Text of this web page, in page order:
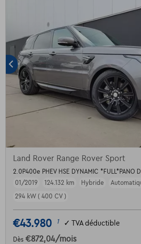
Land Rover Range Rover Sport
2.0P400e PHEV HSE DYNAMIC *FULL*PANO
01/2019
124.132 km Hybride
294 kW ( 400 CV )
€43.980 1 ✓ TVA déductible
Dès €872,04/mois